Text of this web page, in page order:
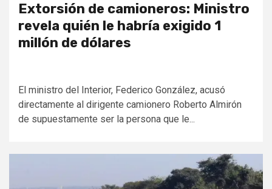
Extorsión de camioneros: Ministro
revela quién le habría exigido 1
millón de dólares
El ministro del Interior, Federico González, acusó
directamente al dirigente camionero Roberto Almirón
de supuestamente ser la persona que le...